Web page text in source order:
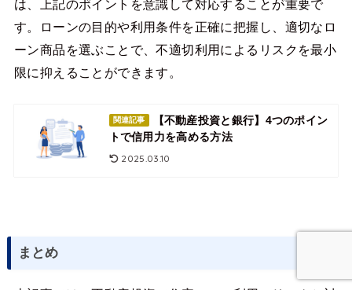
は、上記のポイントを意識して対応することが重要で
す。ローンの目的や利用条件を正確に把握し、適切なロ
ーン商品を選ぶことで、不適切利用によるリスクを最小
限に抑えることができます。
関連記事
【不動産投資と銀行】4つのポイン
トで信用力を高める方法
2025.03.10
まとめ